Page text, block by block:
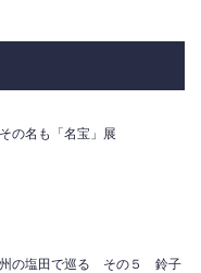
の名も「名宝」展
州の塩田で巡る その５ 鈴子